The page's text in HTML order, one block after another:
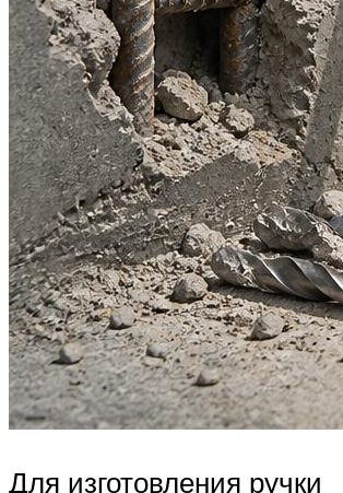
Для изготовления ручки